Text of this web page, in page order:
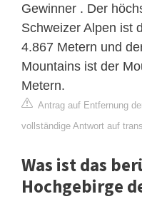
Gewinner . Der
Schweizer Alpen ist
4.867 Metern und
Mountains ist der
Metern.
Antrag auf Entfernung
vollständige Antwort auf
Was ist das
Hochgebirge